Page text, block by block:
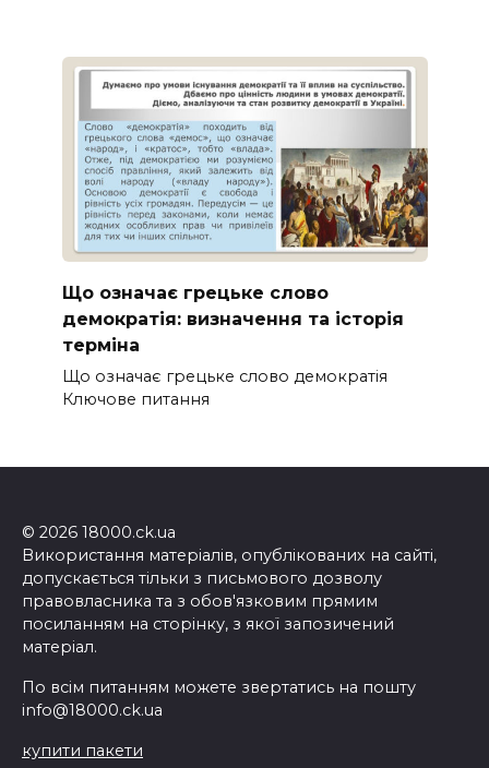
Що означає грецьке слово
демократія: визначення та історія
терміна
Що означає грецьке слово демократія
Ключове питання
© 2026 18000.ck.ua
Використання матеріалів, опублікованих на сайті,
допускається тільки з письмового дозволу
правовласника та з обов'язковим прямим
посиланням на сторінку, з якої запозичений
матеріал.
По всім питанням можете звертатись на пошту
info@18000.ck.ua
купити пакети